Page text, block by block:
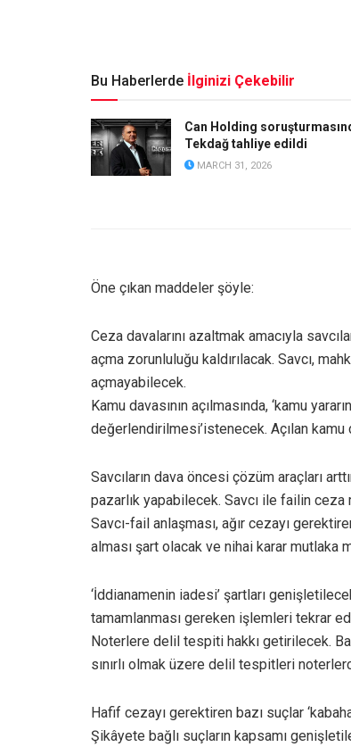
Bu Haberlerde İlginizi Çekebilir
Can Holding
Tekdağ tahliye edildi
MARCH 31, 2026
Öne çıkan maddeler şöyle:
Ceza davalarını azaltmak amacıyla
açma zorunluluğu kaldırılacak. Savcı,
açmayabilecek.
Kamu davasının açılmasında, ‘kamu
değerlendirilmesi’istenecek. Açılan
Savcıların dava öncesi çözüm araçları
pazarlık yapabilecek. Savcı ile failin
Savcı-fail anlaşması, ağır cezayı
alması şart olacak ve nihai karar mutlaka
‘İddianamenin iadesi’ şartları
tamamlanması gereken işlemleri tekrar
Noterlere delil tespiti hakkı getirilecek.
sınırlı olmak üzere delil tespitleri
Hafif cezayı gerektiren bazı suçlar
Şikâyete bağlı suçların kapsamı